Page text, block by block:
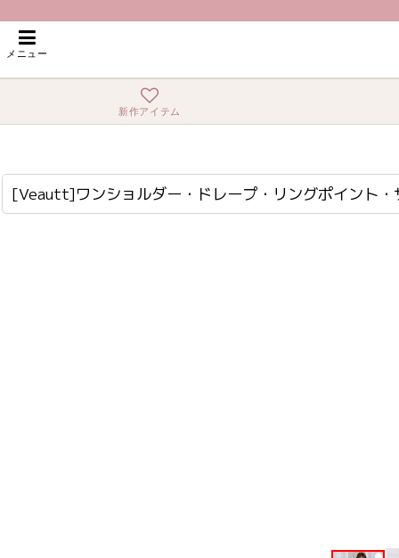
メニュー
新作アイテム
ホーム > ミディアム > [Veautt]ワンショルダー・ドレープ・リングポイント・サ
[Veautt]ワンショルダー・ドレープ・リングポイント